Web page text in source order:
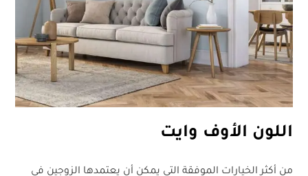
اللون الأوف وايت
من أكثر الخيارات الموفقة التي يمكن أن يعتمدها الزوجين في